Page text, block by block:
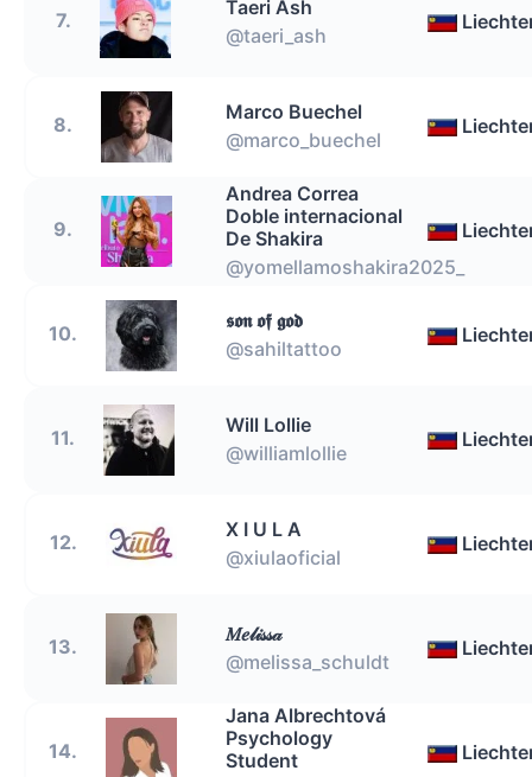
7.
Taeri Ash
@taeri_ash
8.
Marco Buechel
@marco_buechel
9.
Andrea Correa
Doble internacional
De Shakira
@yomellamoshakira2025_
10.
𝖘𝖔𝖓 𝖔𝖋 𝖌𝖔𝖉
@sahiltattoo
11.
Will Lollie
@williamlollie
12.
X I U L A
@xiulaoficial
13.
𝑀𝑒𝓁𝒾𝓈𝓈𝒶
@melissa_schuldt
14.
Jana Albrechtová
Psychology
Student